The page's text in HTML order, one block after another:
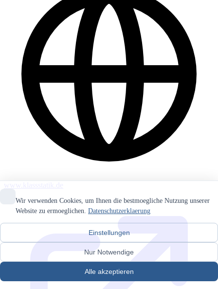
Wir verwenden Cookies, um Ihnen die bestmoegliche Nutzung unserer
Website zu ermoeglichen. Datenschutzerklaerung
Einstellungen
Nur Notwendige
Alle akzeptieren